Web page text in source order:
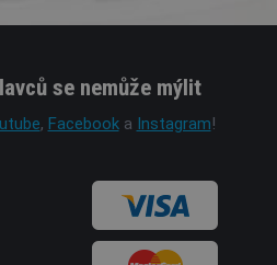
se nemůže mýlit
, Facebooka Instagram!